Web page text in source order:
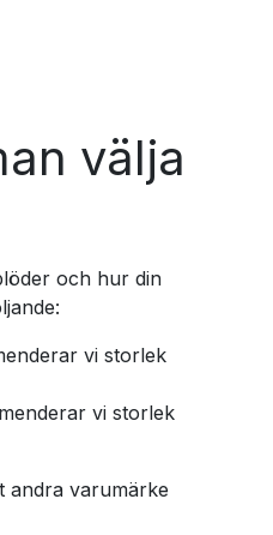
välja
och hur din
vi storlek
vi storlek
andra varumärke